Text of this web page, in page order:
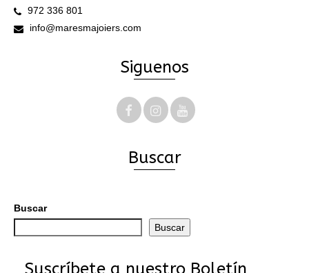
972 336 801
info@maresmajoiers.com
Siguenos
Buscar
Buscar
Buscar
Suscríbete a nuestro Boletín